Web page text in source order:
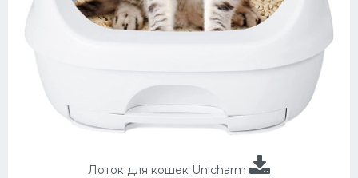
Лоток для кошек Unicharm